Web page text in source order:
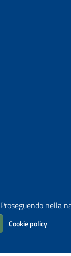
nella
Cookie policy